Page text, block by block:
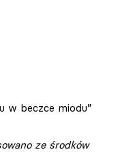
w beczce miodu”
ze środków